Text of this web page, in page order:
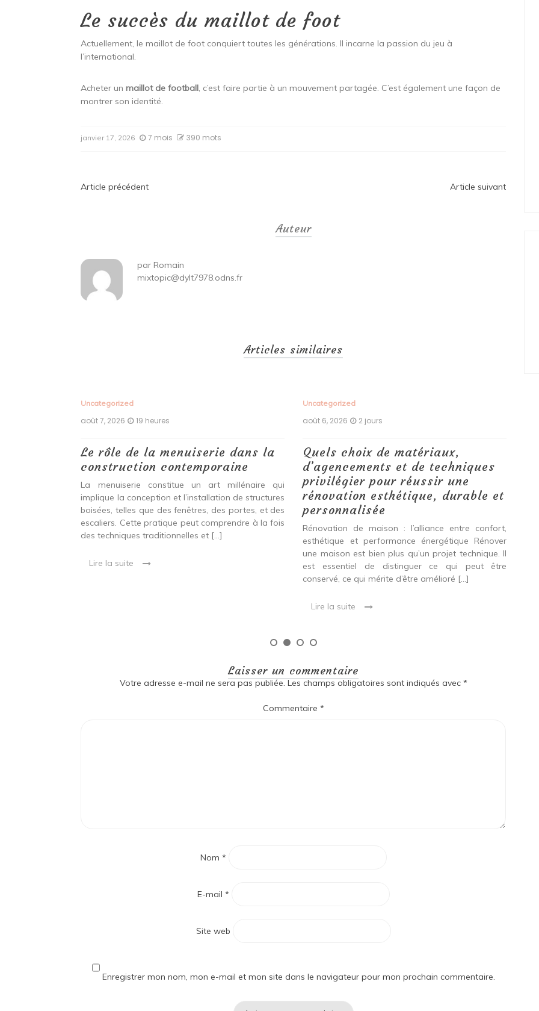
Le succès du maillot de foot
Actuellement, le maillot de foot conquiert toutes les générations. Il incarne la passion du jeu à
l’international.
Acheter un maillot de football, c’est faire partie à un mouvement partagée. C’est également une façon de
montrer son identité.
janvier 17, 2026 7 mois 390 mots
Navigation
Article précédent Article suivant
Auteur
par Romain
mixtopic@dylt7978.odns.fr
Articles similaires
Uncategorized
août 7, 2026 19 heures
Le rôle de la menuiserie dans la
construction contemporaine
La menuiserie constitue un art millénaire qui
implique la conception et l’installation de structures
boisées, telles que des fenêtres, des portes, et des
escaliers. Cette pratique peut comprendre à la fois
des techniques traditionnelles et […]
Lire la suite
Uncategorized
août 6, 2026 2 jours
Quels choix de matériaux,
d’agencements et de techniques
privilégier pour réussir une
rénovation esthétique, durable et
personnalisée
Rénovation de maison : l’alliance entre confort,
esthétique et performance énergétique Rénover
une maison est bien plus qu’un projet technique. Il
est essentiel de distinguer ce qui peut être
conservé, ce qui mérite d’être amélioré […]
Lire la suite
Laisser un commentaire
Votre adresse e-mail ne sera pas publiée. Les champs obligatoires sont indiqués avec *
Commentaire *
Nom *
E-mail *
Site web
Enregistrer mon nom, mon e-mail et mon site dans le navigateur pour mon prochain commentaire.